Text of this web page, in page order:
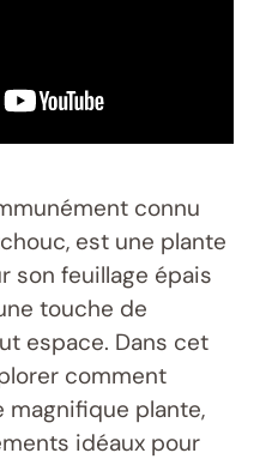
connu
est une plante
son feuillage épais
touche de
espace. Dans cet
comment
plante,
idéaux pour